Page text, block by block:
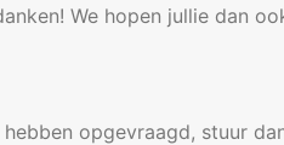
We hopen jullie dan
opgevraagd, stuur